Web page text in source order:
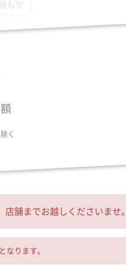
もり
く
舗までお越しくださいませ。
なります。